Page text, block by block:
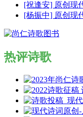
[祝逢安] 原创现
[杨振中] 原创现
热评诗歌